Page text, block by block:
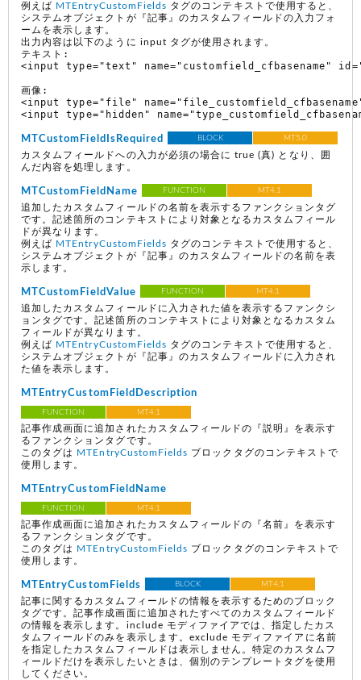
例えば
MTEntryCustomFields タグのコンテキストで使用すると、
システムオブジェクトが『記事』のカスタムフィールドの入力フォ
ームを表示します。
出力内容は以下のように input タグが使用されます。
テキスト:
<input type="text" name="customfield_cfbasename"
画像:
<input type="file"
MTCustomFieldIsRequired BLOCK MT5.0
カスタムフィールドへの入力が必須の場合に true (真) となり、囲
んだ内容を処理します。
MTCustomFieldName FUNCTION MT4.1
追加したカスタムフィールドの名前を表示するファンクションタグ
です。記述箇所のコンテキストにより対象となるカスタムフィール
ドが異なります。
例えば
MTEntryCustomFields タグのコンテキストで使用すると、
システムオブジェクトが『記事』のカスタムフィールドの名前を表
示します。
MTCustomFieldValue FUNCTION MT4.1
追加したカスタムフィールドに入力された値を表示するファンクシ
ョンタグです。記述箇所のコンテキストにより対象となるカスタム
フィールドが異なります。
例えば
MTEntryCustomFields タグのコンテキストで使用すると、
システムオブジェクトが『記事』のカスタムフィールドに入力され
た値を表示します。
MTEntryCustomFieldDescription
FUNCTION MT4.1
記事作成画面に追加されたカスタムフィールドの『説明』を表示す
るファンクションタグです。
このタグは
MTEntryCustomFields ブロックタグのコンテキストで
使用します。
MTEntryCustomFieldName
FUNCTION MT4.1
記事作成画面に追加されたカスタムフィールドの『名前』を表示す
るファンクションタグです。
このタグは
MTEntryCustomFields ブロックタグのコンテキストで
使用します。
MTEntryCustomFields BLOCK MT4.1
記事に関するカスタムフィールドの情報を表示するためのブロック
タグです。記事作成画面に追加されたすべてのカスタムフィールド
の情報を表示します。include モディファイアでは、指定したカス
タムフィールドのみを表示します。exclude モディファイアに名前
を指定したカスタムフィールドは表示しません。特定のカスタムフ
ィールドだけを表示したいときは、個別のテンプレートタグを使用
してください。